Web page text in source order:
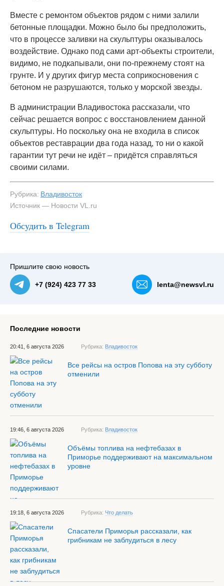
Вместе с ремонтом объектов рядом с ними залили
бетонные площадки. Можно было бы предположить,
что в процессе заливки на скульптуры оказывалось
воздействие. Однако под сами арт-объекты строители,
видимо, не подкапывали, они по-прежнему стоят на
грунте. И у других фигур места соприкосновения с
бетоном не разрушаются, только у морской звезды.
В администрации Владивостока рассказали, что
сейчас решается вопрос с восстановлением данной
скульптуры. Но поскольку она не входила в список
объектов реставрации два года назад, то ни о какой
гарантии тут речи не идёт – придётся справляться
своими силами.
Рубрика: Владивосток
Источник — Новости VL.ru
Обсудить в Telegram
#3
Пришлите свою новость
+7 (924) 423 77 33 lenta@newsvl.ru
Последние новости
20:41, 6 августа 2026 Рубрика: Владивосток
Все рейсы на остров Попова на эту субботу
отменили
19:46, 6 августа 2026 Рубрика: Владивосток
Объёмы топлива на нефтебазах в
Приморье поддерживают на максимальном
уровне
19:18, 6 августа 2026 Рубрика: Что делать
Спасатели Приморья рассказали, как
грибникам не заблудиться в лесу